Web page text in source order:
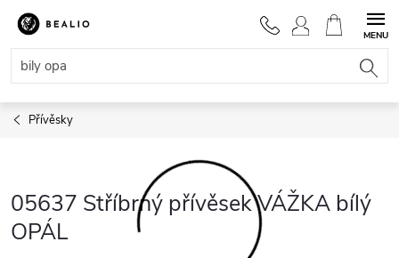
Přejít
obsah
NÁKUPNÍ
KOŠÍK
Přívěsky
05637 Stříbrný přívěsek VÁŽKA bílý
OPÁL